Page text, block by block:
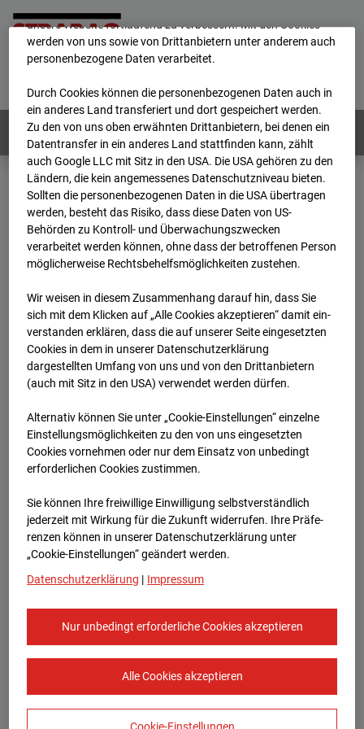
Home E-Mail Impressum
Deutsch / English
Webcams: Alle Länder
Home
Deutschland
BC-145 - BV Wohnquartett Heddesheim
Archiv
2024 01 15 06:46
BC-145 - BV
Wohnquartett
Heddesheim
Heddesheim
Zur Übersicht
Archivdatum: 15.01.2024 06:46,
Europe/Berlin
unsere Website fortlaufend zu verbessern. Mit den Cookies
werden von uns sowie von Drittanbietern unter anderem auch
personenbezogene Daten verarbeitet.
Durch Cookies können die personenbezogenen Daten auch in
ein anderes Land transferiert und dort gespeichert werden.
Zu den von uns oben erwähnten Drittanbietern, bei denen ein
Datentransfer in ein anderes Land stattfinden kann, zählt
auch Google LLC mit Sitz in den USA. Die USA gehören zu den
Ländern, die kein angemessenes Datenschutzniveau bieten.
Sollten die personenbezogenen Daten in die USA übertragen
werden, besteht das Risiko, dass diese Daten von US-
Behörden zu Kontroll- und Überwachungszwecken
verarbeitet werden können, ohne dass der betroffenen Person
möglicherweise Rechtsbehelfsmöglichkeiten zustehen.
Wir weisen in diesem Zusammenhang darauf hin, dass Sie
sich mit dem Klicken auf „Alle Cookies akzeptieren“ damit ein­
ver­standen erklären, dass die auf unserer Seite eingesetzten
Cookies in dem in unserer Datenschutzerklärung
dargestellten Umfang von uns und von den Drittanbietern
(auch mit Sitz in den USA) verwendet werden dürfen.
Alternativ können Sie unter „Cookie-Einstellungen“ einzelne
Einstellungsmöglichkeiten zu den von uns eingesetzten
Cookies vornehmen oder nur dem Einsatz von unbedingt
erforderlichen Cookies zustimmen.
Sie können Ihre freiwillige Einwilligung selbstverständlich
jederzeit mit Wirkung für die Zukunft widerrufen. Ihre Prä­fe­
renzen können in unserer Datenschutzerklärung unter
„Cookie-Einstellungen“ geändert werden.
Datenschutzerklärung | Impressum
Nur unbedingt erforderliche Cookies akzeptieren
Alle Cookies akzeptieren